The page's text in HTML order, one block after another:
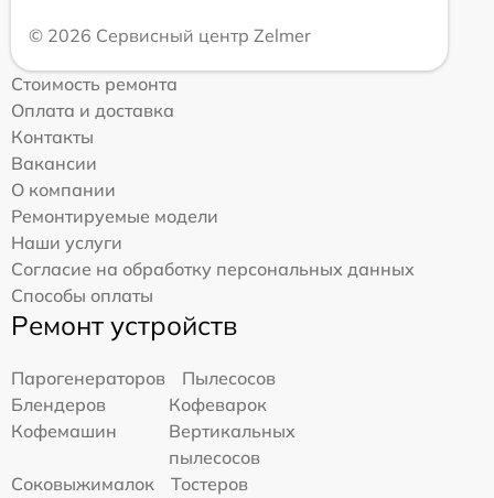
© 2026 Сервисный центр Zelmer
Стоимость ремонта
Оплата и доставка
Контакты
Вакансии
О компании
Ремонтируемые модели
Наши услуги
Согласие на обработку персональных данных
Способы оплаты
Ремонт устройств
Парогенераторов
Пылесосов
Блендеров
Кофеварок
Кофемашин
Вертикальных
пылесосов
Соковыжималок
Тостеров